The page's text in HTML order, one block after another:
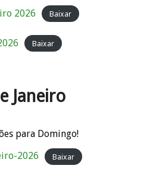
2026
Baixar
Baixar
Janeiro
para Domingo!
2026
Baixar